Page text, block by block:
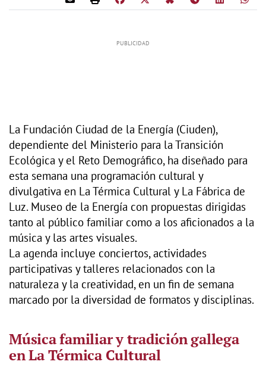
La Fundación Ciudad de la Energía (Ciuden),
dependiente del Ministerio para la Transición
Ecológica y el Reto Demográfico, ha diseñado para
esta semana una programación cultural y
divulgativa en La Térmica Cultural y La Fábrica de
Luz. Museo de la Energía con propuestas dirigidas
tanto al público familiar como a los aficionados a la
música y las artes visuales.
La agenda incluye conciertos, actividades
participativas y talleres relacionados con la
naturaleza y la creatividad, en un fin de semana
marcado por la diversidad de formatos y disciplinas.
Música familiar y tradición gallega
en La Térmica Cultural